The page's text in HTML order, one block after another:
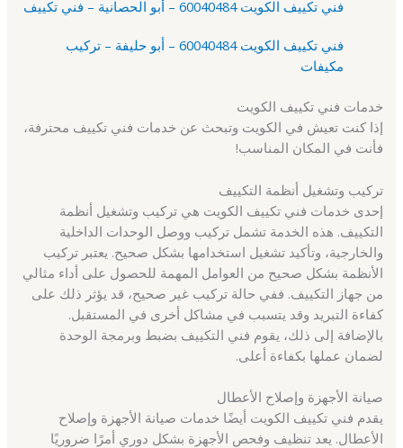
فني تكييف الكويت 60040484 – أبو الحصانية – فني تكييف
فني تكييف الكويت 60040484 – أبو حليفة – تركيب
مكيفات
خدمات فني تكييف الكويت
إذا كنت تعيش في الكويت وتبحث عن خدمات فني تكييف محترفة،
فأنت في المكان المناسب!
تركيب وتشغيل أنظمة التكييف
إحدى خدمات فني تكييف الكويت هي تركيب وتشغيل أنظمة
التكييف. هذه الخدمة تشمل تركيب ووصل الوحدات الداخلية
والخارجية، وتأكيد تشغيل استخدامها بشكل صحيح. يعتبر تركيب
الأنظمة بشكل صحيح من العوامل المهمة للحصول على أداء مثالي
من جهاز التكييف. ففي حالة تركيب غير صحيح، قد يؤثر ذلك على
كفاءة التبريد وقد يتسبب في مشاكل أخرى في المستقبل.
بالإضافة إلى ذلك، يقوم فني التكييف بضبط وبرمجة الوحدة
لضمان عملها بكفاءة أعلى.
صيانة الأجهزة وإصلاح الأعطال
يقدم فني تكييف الكويت أيضًا خدمات صيانة الأجهزة وإصلاح
الأعطال. يعد تنظيف وفحص الأجهزة بشكل دوري أمرًا ضروريًا